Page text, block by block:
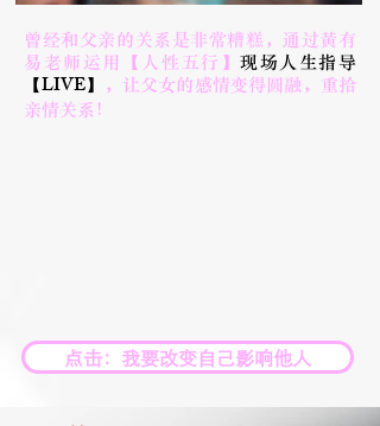
曾经和父亲的关系是非常糟糕，通过黃有
易老师运用【人性五行】现场人生指导
【LIVE】 ，让父女的感情变得圆融，重拾
亲情关系！
点击：我要改变自己影响他人